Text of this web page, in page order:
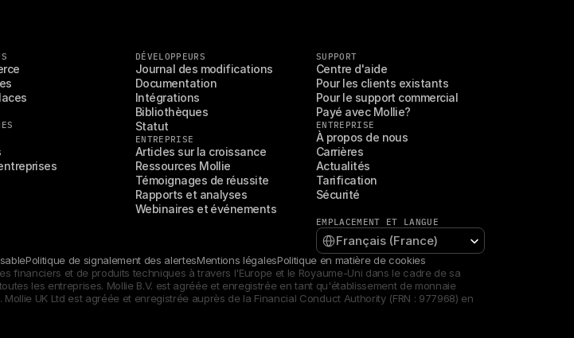
DÉVELOPPEURS
Journal des modifications
Documentation
Intégrations
Bibliothèques
Statut
ENTREPRISE
Articles sur la croissance
Ressources Mollie
Témoignages de réussite
Rapports et analyses
Webinaires et événements
SUPPORT
Centre d'aide
Pour les clients existants
Pour le support commercial
Payé avec Mollie?
ENTREPRISE
À propos de nous
Carrières
Actualités
Tarification
Sécurité
EMPLACEMENT ET LANGUE
Select Language
Français (France)
Politique de signalement des alertesMentions légalesPolitique en matière de cookies
financiers et de produits techniques à travers l'Europe et le Royaume-Uni dans le cadre de sa
les entreprises. Mollie B.V. est agréée et enregistrée en tant qu'établissement de monnaie
UK Ltd est agréée et enregistrée auprès de la Financial Conduct Authority (FRN : 977968) en